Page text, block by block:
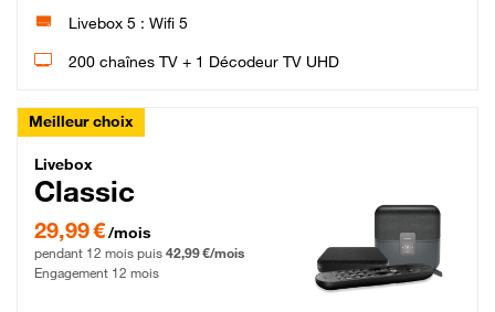
Livebox 5 : Wifi 5
200 chaînes TV + 1 Décodeur TV UHD
Meilleur choix
Livebox Classic Fibre
Livebox
Classic
29,99 € par mois pendant 12 mois puis 42,99 € par mois, Engagement 12 mois
29,99 €/mois
pendant 12 mois puis 42,99 €/mois
Engagement 12 mois